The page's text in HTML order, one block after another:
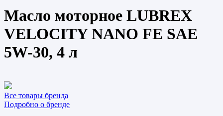
Масло моторное LUBREX
VELOCITY NANO FE SAE
5W-30, 4 л
Все товары бренда
Подробно о бренде